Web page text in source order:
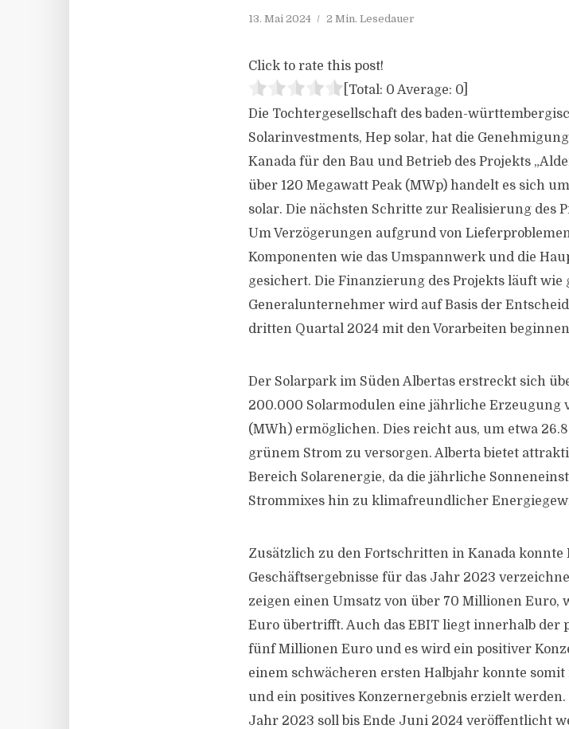
13. Mai 2024 2 Min. Lesedauer
Click to rate this post!
[Total: 0 Average: 0
Die Tochtergesellschaft des baden-
Solarinvestments, Hep solar, hat die
Kanada für den Bau und Betrieb des Projekts
über 120 Megawatt Peak (MWp) handelt es sich
solar. Die nächsten Schritte zur Realisierung des
Um Verzögerungen aufgrund von
Komponenten wie das Umspannwerk und die
gesichert. Die Finanzierung des Projekts läuft wie
Generalunternehmer wird auf Basis der
dritten Quartal 2024 mit den Vorarbeiten
Der Solarpark im Süden Albertas erstreckt sich
200.000 Solarmodulen eine jährliche Erzeugung
(MWh) ermöglichen. Dies reicht aus, um etwa
grünem Strom zu versorgen. Alberta bietet
Bereich Solarenergie, da die jährliche
Strommixes hin zu klimafreundlicher
Zusätzlich zu den Fortschritten in Kanada konnte
Geschäftsergebnisse für das Jahr 2023
zeigen einen Umsatz von über 70 Millionen Euro,
Euro übertrifft. Auch das EBIT liegt innerhalb der
fünf Millionen Euro und es wird ein positiver
einem schwächeren ersten Halbjahr konnte
und ein positives Konzernergebnis erzielt
Jahr 2023 soll bis Ende Juni 2024 veröffentlicht